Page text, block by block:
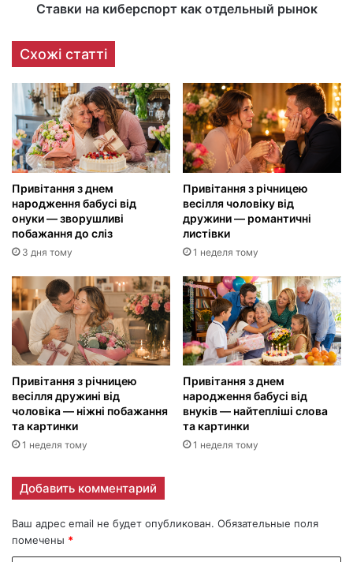
Ставки на киберспорт как отдельный рынок
Схожі статті
Привітання з днем
народження бабусі від
онуки — зворушливі
побажання до сліз
3 дня тому
Привітання з річницею
весілля чоловіку від
дружини — романтичні
листівки
1 неделя тому
Привітання з річницею
весілля дружині від
чоловіка — ніжні побажання
та картинки
1 неделя тому
Привітання з днем
народження бабусі від
внуків — найтепліші слова
та картинки
1 неделя тому
Добавить комментарий
Ваш адрес email не будет опубликован. Обязательные поля
помечены *